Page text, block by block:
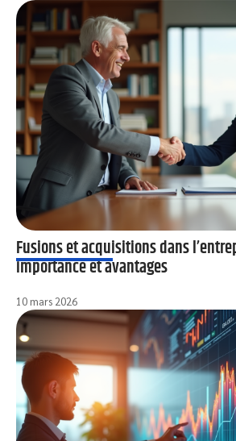
Fusions et acquisitions dans
importance et avantages
10 mars 2026